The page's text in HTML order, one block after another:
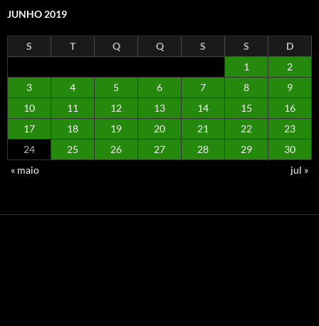
JUNHO 2019
S T Q Q S S
D
1
2
3
4 5 6 7 8
9
10
11 12 13 14 15
16
17
18 19 20 21 22
23
24
25 26 27 28 29
30
« maio
jul »